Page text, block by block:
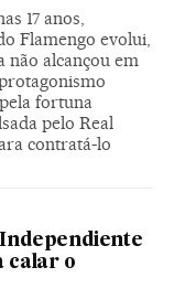
17 anos,
Flamengo evolui,
não alcançou em
fortuna
pelo Real
contratá-lo
calar o